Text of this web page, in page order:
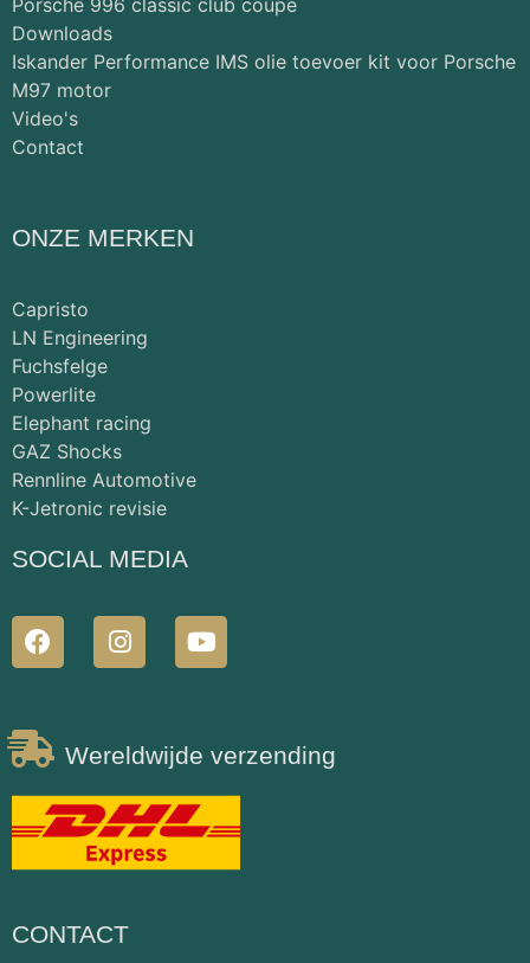
Downloads
Iskander Performance IMS olie toevoer kit voor Porsche
M97 motor
Video's
Contact
ONZE MERKEN
Capristo
LN Engineering
Fuchsfelge
Powerlite
Elephant racing
GAZ Shocks
Rennline Automotive
K-Jetronic revisie
SOCIAL MEDIA
Wereldwijde verzending
CONTACT